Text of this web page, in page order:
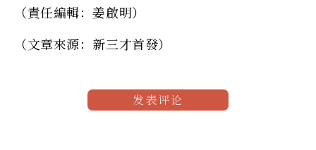
（責任編輯：姜啟明）
（文章來源：新三才首發）
发表评论